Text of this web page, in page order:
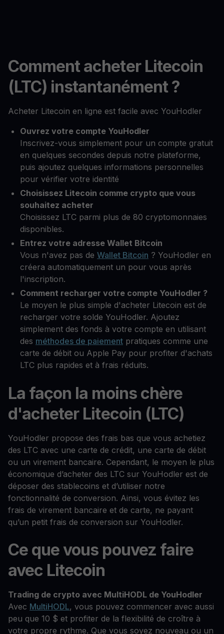
Comment acheter Litecoin
(LTC) instantanément ?
Acheter Litecoin en ligne est facile avec YouHodler
Ouvrez votre compte YouHodler
Inscrivez-vous simplement pour un compte gratuit
en quelques secondes depuis notre plateforme,
puis ajoutez quelques informations personnelles
pour vérifier votre identité
Choisissez Litecoin comme crypto que vous
souhaitez acheter
Choisissez LTC parmi plus de 80 cryptomonnaies
disponibles.
Entrez votre adresse Wallet Bitcoin
Vous n'avez pas de Wallet Bitcoin ? YouHodler en
créera automatiquement un pour vous après
l'inscription.
Comment recharger votre compte YouHodler ?
Le moyen le plus simple d'acheter Litecoin est de
recharger votre solde YouHodler. Ajoutez
simplement des fonds à votre compte en utilisant
des méthodes de paiement pratiques comme une
carte de débit ou Apple Pay pour profiter d'achats
LTC plus rapides et à frais réduits.
La façon la moins chère
d'acheter Litecoin (LTC)
YouHodler propose des frais bas que vous achetiez
des LTC avec une carte de crédit, une carte de débit
ou un virement bancaire. Cependant, le moyen le plus
économique d’acheter des LTC sur YouHodler est de
déposer des stablecoins et d’utiliser notre
fonctionnalité de conversion. Ainsi, vous évitez les
frais de virement bancaire et de carte, ne payant
qu’un petit frais de conversion sur YouHodler.
Ce que vous pouvez faire
avec Litecoin
Trading de crypto avec MultiHODL de YouHodler
Avec MultiHODL, vous pouvez commencer avec aussi
peu que 10 $ et profiter de la flexibilité de croître à
votre propre rythme. Que vous soyez nouveau ou un